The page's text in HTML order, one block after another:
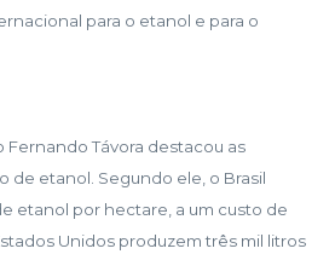
para o etanol e para o
Távora destacou as
de etanol. Segundo ele, o Brasil
etanol por hectare, a um custo de
Unidos produzem três mil litros